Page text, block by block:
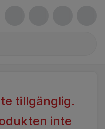
tillgänglig.
inte